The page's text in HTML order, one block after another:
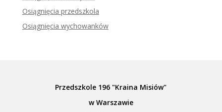
Osiągnięcia przedszkola
Osiągnięcia wychowanków
Przedszkole 196 "Kraina Misiów"
w Warszawie